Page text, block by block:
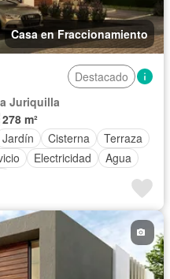
Casa en Fraccionamiento
Destacado
Juriquilla
278 m²
Jardín Cisterna
Terraza
Electricidad
Agua